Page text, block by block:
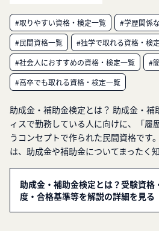
#取りやすい資格・検定一覧
#学歴関係
#民間資格一覧
#独学で取れる資格・検
#社会人におすすめの資格・検定一覧
#
#高卒でも取れる資格・検定一覧
助成金・補助金検定とは？ 助成金・補
ィスで勤務している人に向けに、「履
うコンセプトで作られた民間資格です
は、助成金や補助金についてまったく
助成金・補助金検定とは？受験資格
度・合格基準等を解説の詳細を見る